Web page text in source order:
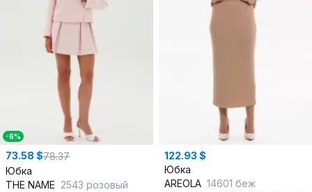
-6%
73.58 $78.37
Юбка
THE NAME 2543 розовый
122.93 $
Юбка
AREOLA 14601 беж